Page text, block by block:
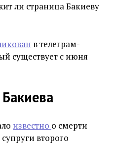
ли страница Бакиеву
в телеграм-
существует с июня
известно о смерти
второго